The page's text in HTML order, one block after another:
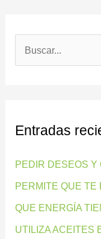
a
p
o
r
:
Entradas
PEDIR DESEOS Y
PERMITE QUE
QUE ENERGÍA
UTILIZA ACEITES